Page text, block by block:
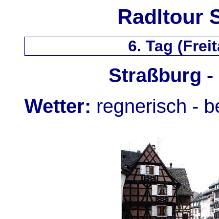
Radltour
6. Tag
Straßburg -
Wetter: regnerisch -